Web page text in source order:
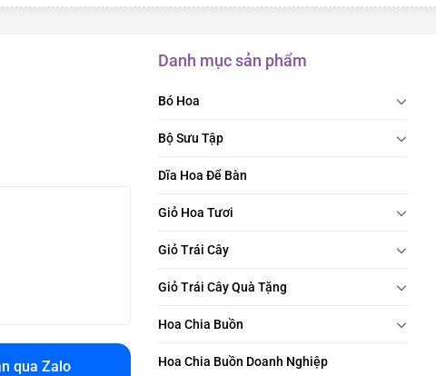
Danh mục sản phẩm
Bó Hoa
Bộ Sưu Tập
Dĩa Hoa Để Bàn
Giỏ Hoa Tươi
Giỏ Trái Cây
Giỏ Trái Cây Quà Tặng
Hoa Chia Buồn
Hoa Chia Buồn Doanh Nghiệp
qua Zalo